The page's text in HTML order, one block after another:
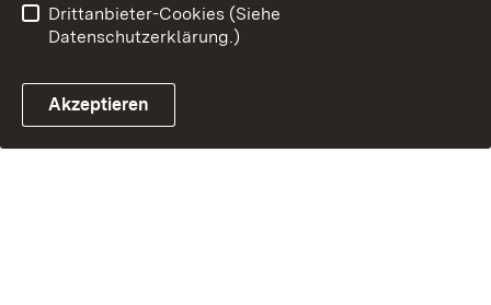
Drittanbieter-Cookies (Siehe
Datenschutzerklärung.)
Akzeptieren